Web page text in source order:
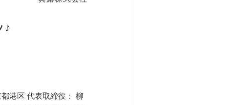
♪
港区 代表取締役： 柳